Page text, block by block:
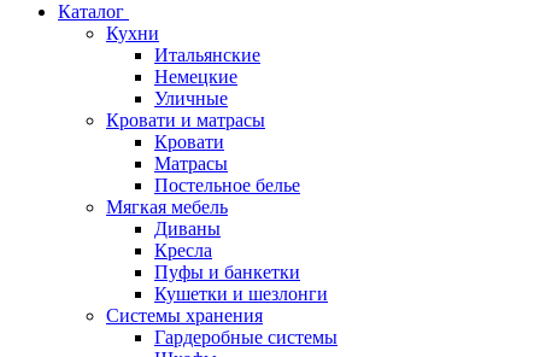
Каталог
Кухни
Итальянские
Немецкие
Уличные
Кровати и матрасы
Кровати
Матрасы
Постельное белье
Мягкая мебель
Диваны
Кресла
Пуфы и банкетки
Кушетки и шезлонги
Системы хранения
Гардеробные системы